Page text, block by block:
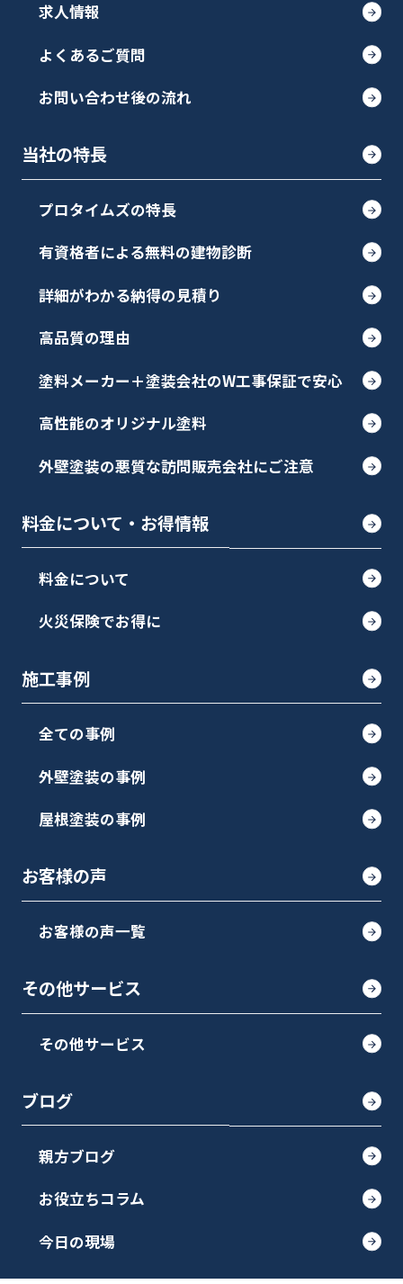
求人情報
よくあるご質問
お問い合わせ後の流れ
当社の特長
プロタイムズの特長
有資格者による無料の建物診断
詳細がわかる納得の見積り
高品質の理由
塗料メーカー＋塗装会社のW工事保証で安心
高性能のオリジナル塗料
外壁塗装の悪質な訪問販売会社にご注意
料金について・お得情報
料金について
火災保険でお得に
施工事例
全ての事例
外壁塗装の事例
屋根塗装の事例
お客様の声
お客様の声一覧
その他サービス
その他サービス
ブログ
親方ブログ
お役立ちコラム
今日の現場